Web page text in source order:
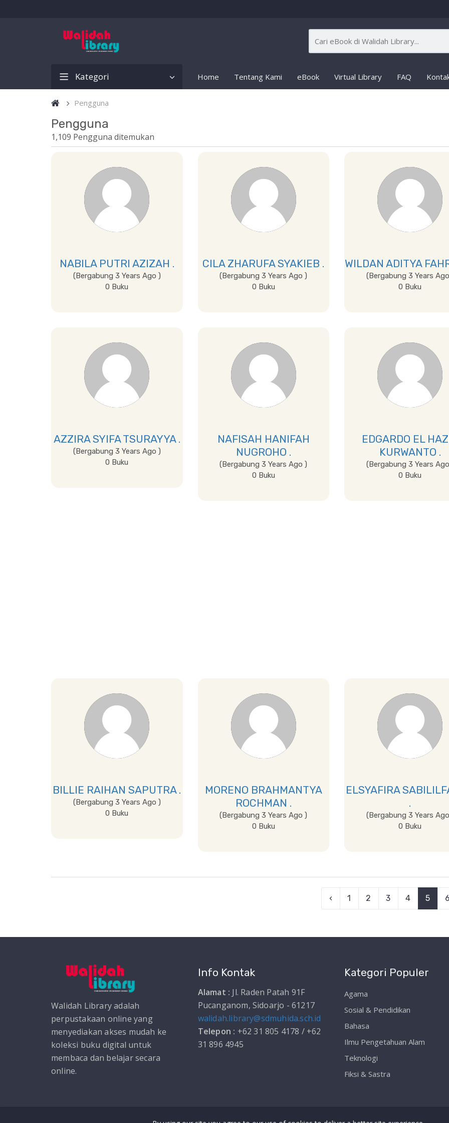
Kategori Home Tentang Kami eBook Virtual Library FAQ
Pengguna
Pengguna
1,109 Pengguna ditemukan
NABILA PUTRI AZIZAH .
(Bergabung 3 Years Ago )
0 Buku
Lihat Detail
CILA ZHARUFA SYAKIEB .
(Bergabung 3 Years Ago )
0 Buku
Lihat Detail
WILDAN ADITYA
(Bergabung 3 Years
0 Buku
Lihat Detail
AZZIRA SYIFA TSURAYYA .
(Bergabung 3 Years Ago )
0 Buku
NAFISAH HANIFAH
NUGROHO .
(Bergabung 3 Years Ago )
0 Buku
EDGARDO EL
KURWANTO .
(Bergabung 3 Years
0 Buku
BILLIE RAIHAN SAPUTRA .
(Bergabung 3 Years Ago )
0 Buku
Lihat Detail
MORENO BRAHMANTYA
ROCHMAN .
(Bergabung 3 Years Ago )
0 Buku
ELSYAFIRA
.
(Bergabung 3 Years
0 Buku
Lihat Detail
‹ 1 2 3 4 5 6
Walidah Library adalah
perpustakaan online yang
menyediakan akses mudah ke
koleksi buku digital untuk
membaca dan belajar secara
online.
Info Kontak
Alamat : Jl. Raden Patah 91F
Pucanganom, Sidoarjo - 61217
walidah.library@sdmuhida.sch.id
Telepon : +62 31 805 4178 / +62
31 896 4945
Kategori Populer
Agama
Sosial & Pendidikan
Bahasa
Ilmu Pengetahuan Alam
Teknologi
Fiksi & Sastra